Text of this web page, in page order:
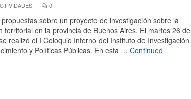
| 0
sobre un proyecto de investigación sobre la
territorial en la provincia de Buenos Aires. El martes 26 de
realizó el I Coloquio Interno del Instituto de Investigación
y Políticas Públicas. En esta … Continued